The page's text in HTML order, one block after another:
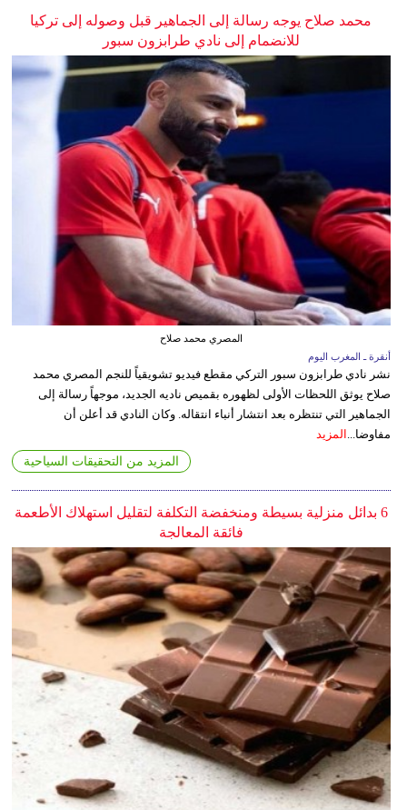
محمد صلاح يوجه رسالة إلى الجماهير قبل وصوله إلى تركيا
للانضمام إلى نادي طرابزون سبور
المصري محمد صلاح
أنقرة ـ المغرب اليوم
نشر نادي طرابزون سبور التركي مقطع فيديو تشويقياً للنجم المصري محمد
صلاح يوثق اللحظات الأولى لظهوره بقميص ناديه الجديد، موجهاً رسالة إلى
الجماهير التي تنتظره بعد انتشار أنباء انتقاله. وكان النادي قد أعلن أن
مفاوضا... المزيد
المزيد من التحقيقات السياحية
6 بدائل منزلية بسيطة ومنخفضة التكلفة لتقليل استهلاك الأطعمة
فائقة المعالجة